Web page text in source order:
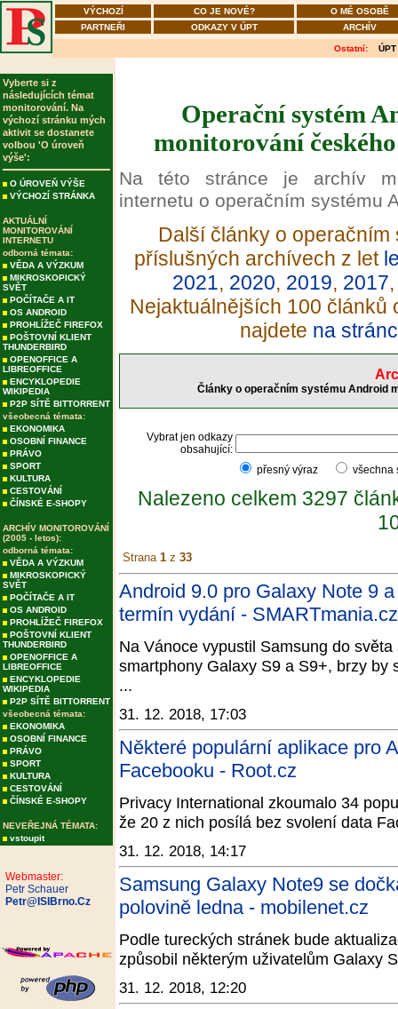
VÝCHOZÍ CO JE NOVÉ?
O MÉ OSOBĚ
PARTNEŘI
ODKAZY V ÚPT ARCHÍV
Ostatní: ÚPT
Vyberte si z
následujících témat
monitorování. Na
výchozí stránku mých
aktivit se dostanete
volbou 'O úroveň
výše':
O ÚROVEŇ VÝŠE
VÝCHOZÍ STRÁNKA
AKTUÁLNÍ
MONITOROVÁNÍ
INTERNETU
odborná témata:
VĚDA A VÝZKUM
MIKROSKOPICKÝ
SVĚT
POČÍTAČE A IT
OS ANDROID
PROHLÍŽEČ FIREFOX
POŠTOVNÍ KLIENT
THUNDERBIRD
OPENOFFICE A
LIBREOFFICE
ENCYKLOPEDIE
WIKIPEDIA
P2P SÍTĚ BITTORRENT
všeobecná témata:
EKONOMIKA
OSOBNÍ FINANCE
PRÁVO
SPORT
KULTURA
CESTOVÁNÍ
ČÍNSKÉ E-SHOPY
ARCHÍV MONITOROVÁNÍ
(2005 - letos):
odborná témata:
VĚDA A VÝZKUM
MIKROSKOPICKÝ
SVĚT
POČÍTAČE A IT
OS ANDROID
PROHLÍŽEČ FIREFOX
POŠTOVNÍ KLIENT
THUNDERBIRD
OPENOFFICE A
LIBREOFFICE
ENCYKLOPEDIE
WIKIPEDIA
P2P SÍTĚ BITTORRENT
všeobecná témata:
EKONOMIKA
OSOBNÍ FINANCE
PRÁVO
SPORT
KULTURA
CESTOVÁNÍ
ČÍNSKÉ E-SHOPY
NEVEŘEJNÁ TÉMATA:
vstoupit
Webmaster:
Petr Schauer
Petr@ISIBrno.Cz
Operační systém
monitorování
Na této stránce je archív
internetu o operačním systému
Další články o operačním
příslušných archívech z let
2021, 2020, 2019, 2017
Nejaktuálnějších 100 článků
najdete na
Články o operačním systému Android
Vybrat jen odkazy
obsahující:
přesný výraz
Nalezeno celkem 3297
Strana 1 z 33
Android 9.0 pro Galaxy Note 9
termín vydání - SMARTmania.cz
Na Vánoce vypustil Samsung do
smartphony Galaxy S9 a S9+, brzy
...
31. 12. 2018, 17:03
Některé populární aplikace pro
Facebooku - Root.cz
Privacy International zkoumalo 34
že 20 z nich posílá bez svolení data
31. 12. 2018, 14:17
Samsung Galaxy Note9 se
polovině ledna - mobilenet.cz
Podle tureckých stránek bude
způsobil některým uživatelům Galaxy
31. 12. 2018, 12:20